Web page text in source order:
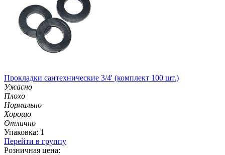
Прокладки сантехнические 3/4' (комплект 100 шт.)
Ужасно
Плохо
Нормально
Хорошо
Отлично
Упаковка: 1
Перейти в группу
Розничная цена: